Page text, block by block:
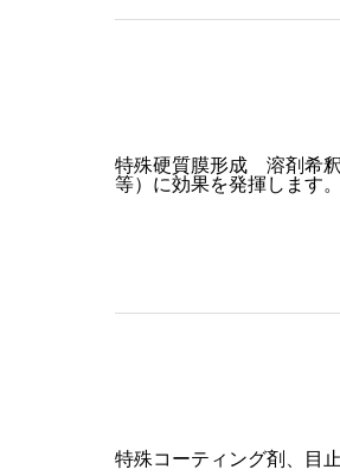
特殊硬質膜形成 溶剤
等）に効果を発揮します
特殊コーティング剤、目